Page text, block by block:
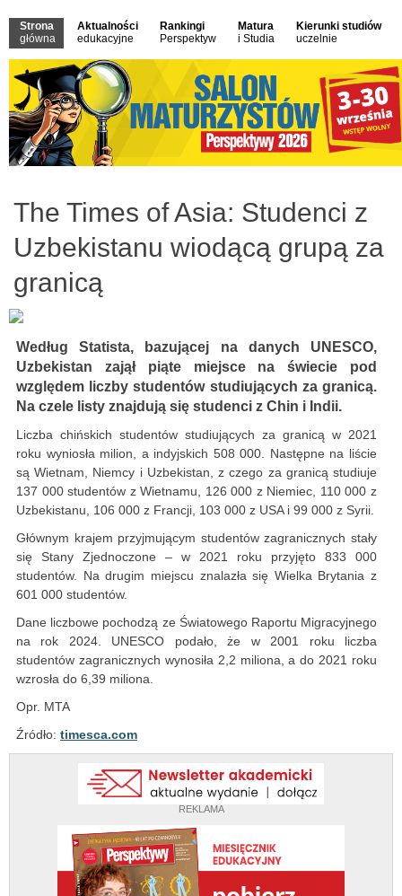
Strona
główna
Aktualności
edukacyjne
Rankingi
Perspektyw
Matura
i Studia
Kierunki studiów
uczelnie
REKLAMA
The Times of Asia: Studenci z
Uzbekistanu wiodącą grupą za
granicą
Według Statista, bazującej na danych UNESCO,
Uzbekistan zajął piąte miejsce na świecie pod
względem liczby studentów studiujących za granicą.
Na czele listy znajdują się studenci z Chin i Indii.
Liczba chińskich studentów studiujących za granicą w 2021
roku wyniosła milion, a indyjskich 508 000. Następne na liście
są Wietnam, Niemcy i Uzbekistan, z czego za granicą studiuje
137 000 studentów z Wietnamu, 126 000 z Niemiec, 110 000 z
Uzbekistanu, 106 000 z Francji, 103 000 z USA i 99 000 z Syrii.
Głównym krajem przyjmującym studentów zagranicznych stały
się Stany Zjednoczone – w 2021 roku przyjęto 833 000
studentów. Na drugim miejscu znalazła się Wielka Brytania z
601 000 studentów.
Dane liczbowe pochodzą ze Światowego Raportu Migracyjnego
na rok 2024. UNESCO podało, że w 2001 roku liczba
studentów zagranicznych wynosiła 2,2 miliona, a do 2021 roku
wzrosła do 6,39 miliona.
Opr. MTA
Źródło: timesca.com